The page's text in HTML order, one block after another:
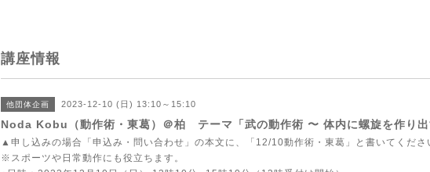
講座情報
他団体企画 2023-12-10 (日) 13:10～15:10
Noda Kobu（動作術・東葛）＠柏 テーマ「武の動作術 〜 体内に螺旋を作り出
▲申し込みの場合「申込み・問い合わせ」の本文に、「12/10動作術・東葛」と書いてくださ
※スポーツや日常動作にも役立ちます。